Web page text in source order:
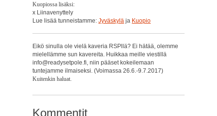
Kuopiossa lisäksi:
x Liinavenyttely
Lue lisää tunneistamme:Jyväskylä ja Kuopio
Eikö sinulla ole vielä kaveria RSPllä? Ei hätää, olemme
mielellämme sun kavereita. Huikkaa meille viestillä
info@readysetpole.fi, niin pääset kokeilemaan
tuntejamme ilmaiseksi. (Voimassa 26.6.-9.7.2017)
Kuitenkin haluat.
Kommentit